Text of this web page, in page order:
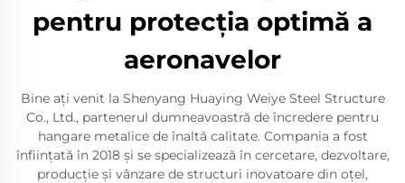
pentru protecția optimă a
aeronavelor
Bine ați venit la Shenyang Huaying Weiye Steel Structure
Co., Ltd., partenerul dumneavoastră de încredere pentru
hangare metalice de înaltă calitate. Compania a fost
înființată în 2018 și se specializează în cercetare, dezvoltare,
producție și vânzare de structuri inovatoare din oțel,